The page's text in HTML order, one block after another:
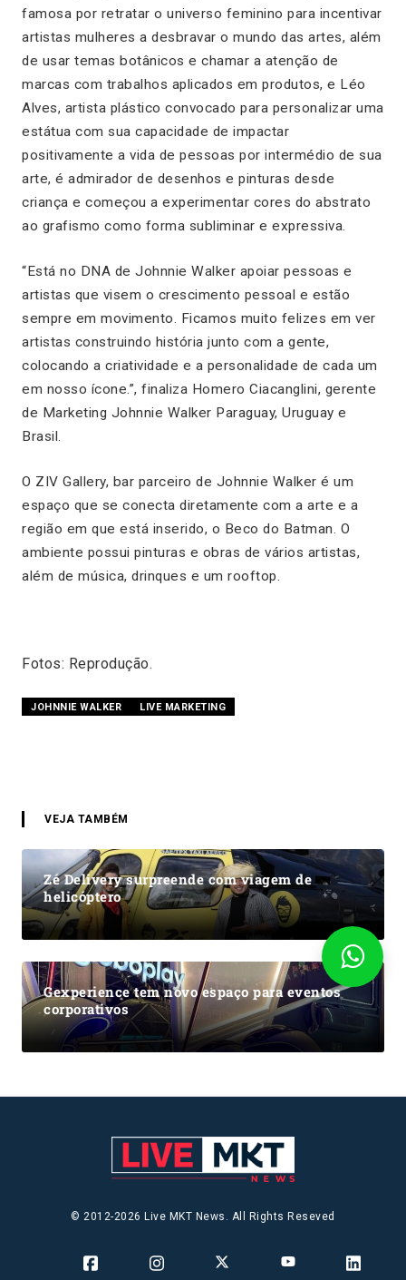
famosa por retratar o universo feminino para incentivar
artistas mulheres a desbravar o mundo das artes, além
de usar temas botânicos e chamar a atenção de
marcas com trabalhos aplicados em produtos, e Léo
Alves, artista plástico convocado para personalizar uma
estátua com sua capacidade de impactar
positivamente a vida de pessoas por intermédio de sua
arte, é admirador de desenhos e pinturas desde
criança e começou a experimentar cores do abstrato
ao grafismo como forma subliminar e expressiva.
“Está no DNA de Johnnie Walker apoiar pessoas e
artistas que visem o crescimento pessoal e estão
sempre em movimento. Ficamos muito felizes em ver
artistas construindo história junto com a gente,
colocando a criatividade e a personalidade de cada um
em nosso ícone.”, finaliza Homero Ciacanglini, gerente
de Marketing Johnnie Walker Paraguay, Uruguay e
Brasil.
O ZIV Gallery, bar parceiro de Johnnie Walker é um
espaço que se conecta diretamente com a arte e a
região em que está inserido, o Beco do Batman. O
ambiente possui pinturas e obras de vários artistas,
além de música, drinques e um rooftop.
Fotos: Reprodução.
JOHNNIE WALKER LIVE MARKETING
VEJA TAMBÉM
Zé Delivery surpreende com viagem de
helicóptero
Gexperience tem novo espaço para eventos
corporativos
© 2012-2026 Live MKT News. All Rights Reseved